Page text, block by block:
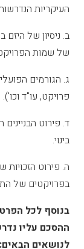
העיקריות
ב. ניסיון של
של שמות
ג. הגורמים
פרויקט, עו"ד וכו').
ד. פירוט
בינוי.
ה. פירוט הזכויות
בפרויקטים של
בנוסף לכל
ההסכם עליו
לנושאים הבאים: